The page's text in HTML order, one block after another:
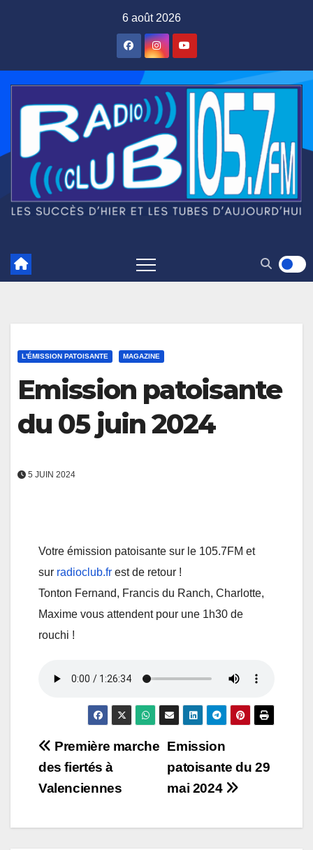
6 août 2026
L'ÉMISSION PATOISANTE MAGAZINE
Emission patoisante
du 05 juin 2024
5 JUIN 2024
Votre émission patoisante sur le 105.7FM et
sur radioclub.fr est de retour !
Tonton Fernand, Francis du Ranch, Charlotte,
Maxime vous attendent pour une 1h30 de
rouchi !
Navigation
de
Emission
patoisante du 29
mai 2024
Première marche
des fiertés à
Valenciennes